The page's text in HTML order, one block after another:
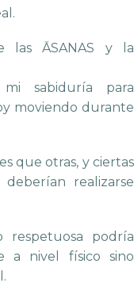
las ĀSANAS y la
sabiduría para
moviendo durante
que otras, y ciertas
realizarse
podría
a nivel físico sino